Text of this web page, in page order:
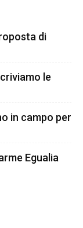
di
le
in campo per
Egualia